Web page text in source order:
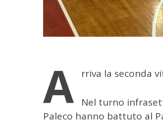
A rriva la seconda
Nel turno
Paleco hanno battuto al